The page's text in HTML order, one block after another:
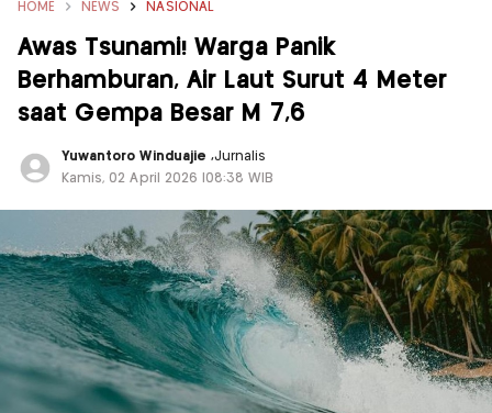
HOME NEWS NASIONAL
Awas Tsunami! Warga Panik
Berhamburan, Air Laut Surut 4 Meter
saat Gempa Besar M 7,6
Yuwantoro Winduajie ,Jurnalis
Kamis, 02 April 2026 |08:38 WIB